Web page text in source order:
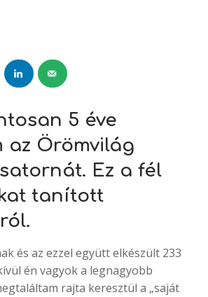
5 éve
Örömvilág
Ez a fél
tanított
és az ezzel együtt elkészült 233
én vagyok a legnagyobb
rajta keresztül a „saját